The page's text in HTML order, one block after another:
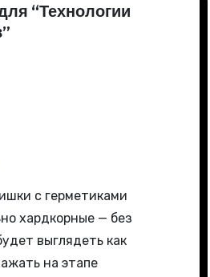
“Технологии
с герметиками
хардкорные — без
выглядеть как
на этапе